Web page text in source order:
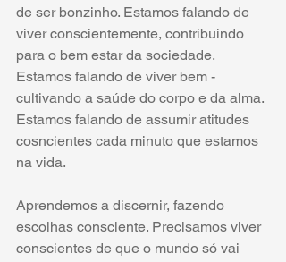
de ser bonzinho. Estamos falando de
viver conscientemente, contribuindo
para o bem estar da sociedade.
Estamos falando de viver bem -
cultivando a saúde do corpo e da alma.
Estamos falando de assumir atitudes
cosncientes cada minuto que estamos
na vida.
Aprendemos a discernir, fazendo
escolhas consciente. Precisamos viver
conscientes de que o mundo só vai